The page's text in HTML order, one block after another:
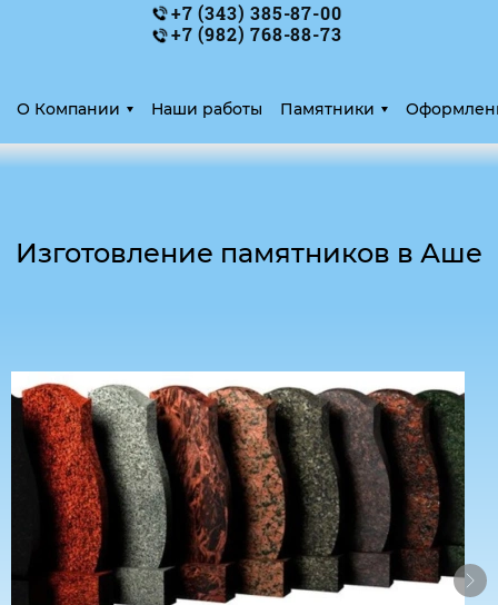
+7 (343) 385-87-00
+7 (982) 768-88-73
О Компании Наши работы Памятники
Изготовление памятников в Аше